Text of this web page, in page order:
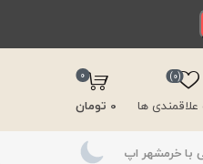
ها
(0)
0
0 تومان
با خرمشهر اپ